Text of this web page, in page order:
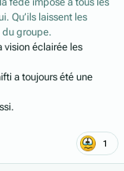
Qu’ils laissent les
du groupe.
vision éclairée les
a toujours été une
1